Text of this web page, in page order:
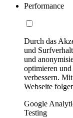
Performance
Durch das
und
und
optimieren
verbessern.
Webseite
Google
Testing